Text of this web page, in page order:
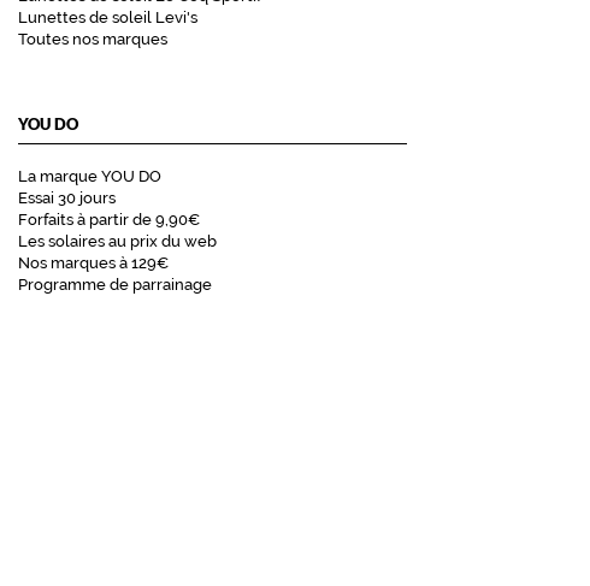
Lunettes de soleil Levi's
Toutes nos marques
YOU DO
La marque YOU DO
Essai 30 jours
Forfaits à partir de 9,90€
Les solaires au prix du web
Nos marques à 129€
Programme de parrainage